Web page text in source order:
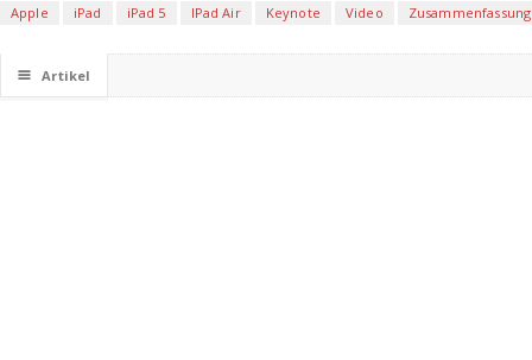
Apple iPad iPad 5 IPad Air Keynote Video Zusammenfassung
☰ Artikel